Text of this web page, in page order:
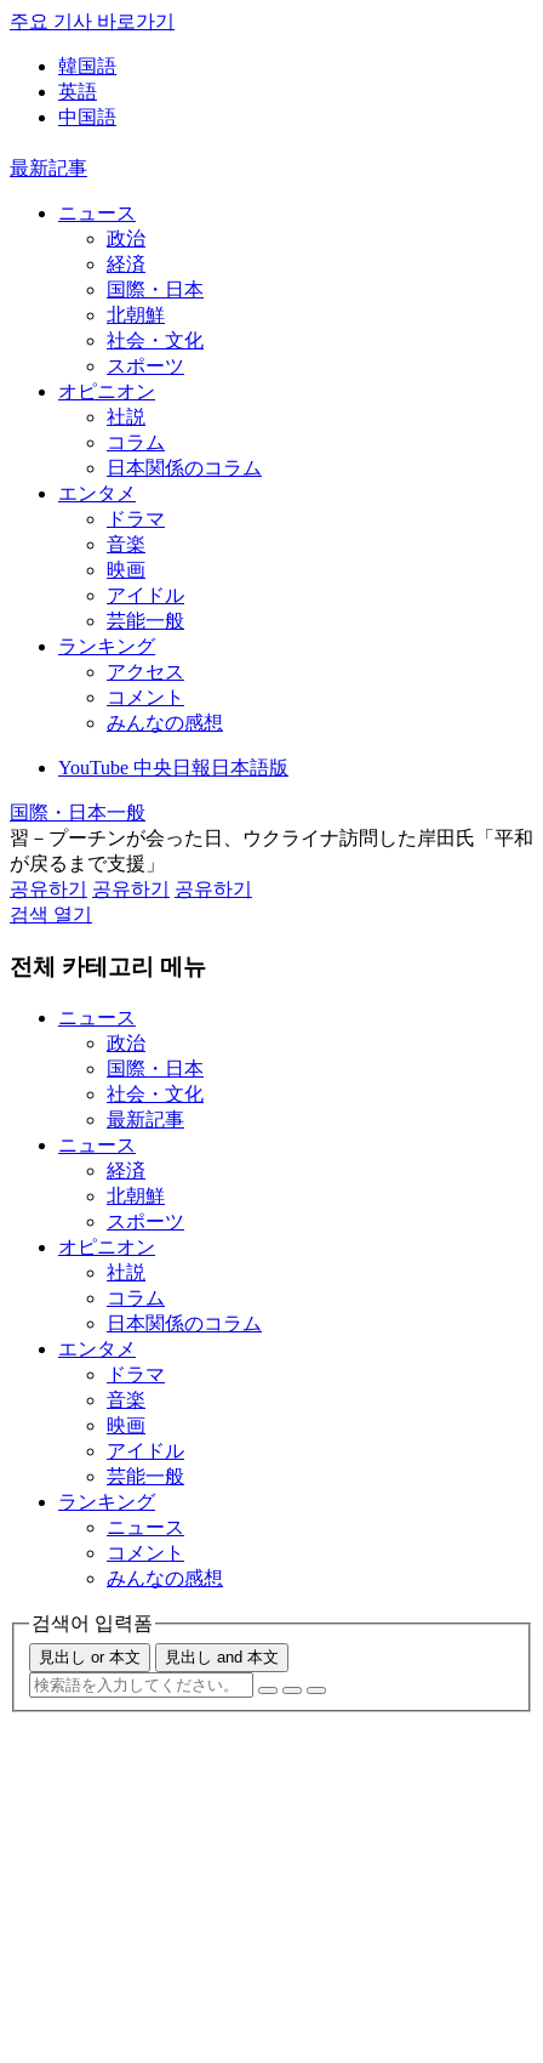
주요 기사 바로가기
韓国語
英語
中国語
最新記事
ニュース
政治
経済
国際・日本
北朝鮮
社会・文化
スポーツ
オピニオン
社説
コラム
日本関係のコラム
エンタメ
ドラマ
音楽
映画
アイドル
芸能一般
ランキング
アクセス
コメント
みんなの感想
YouTube 中央日報日本語版
国際・日本一般
習－プーチンが会った日、ウクライナ訪問した岸田氏「平和
が戻るまで支援」
공유하기
공유하기
공유하기
검색 열기
전체 카테고리 메뉴
ニュース
政治
国際・日本
社会・文化
最新記事
ニュース
経済
北朝鮮
スポーツ
オピニオン
社説
コラム
日本関係のコラム
エンタメ
ドラマ
音楽
映画
アイドル
芸能一般
ランキング
ニュース
コメント
みんなの感想
검색어 입력폼
見出し or 本文 見出し and 本文